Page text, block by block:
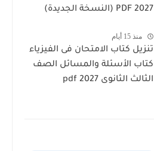
2027 PDF (النسخة الجديدة)
منذ 15 أيام
تنزيل كتاب الامتحان فى الفيزياء
كتاب الأسئلة والمسائل الصف
الثالث الثانوى 2027 pdf